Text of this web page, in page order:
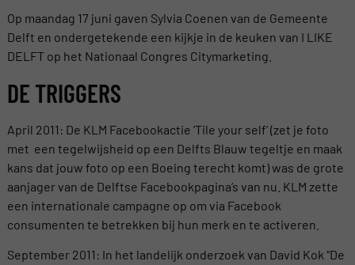
Op maandag 17 juni gaven Sylvia Coenen van de Gemeente
Delft en ondergetekende een kijkje in de keuken van I LIKE
DELFT op het Nationaal Congres Citymarketing.
DE TRIGGERS
April 2011: De KLM Facebookactie ‘Tile your self’ (zet je foto
met een tegelwijsheid op een Delfts Blauw tegeltje en maak
kans dat jouw foto op een Boeing terecht komt) was de grote
aanjager van de Delftse Facebookpagina’s van nu. KLM zette
een internationale campagne op om via Facebook
consumenten te betrekken bij hun merk en te activeren.
September 2011: In het landelijk onderzoek van David Kok “De